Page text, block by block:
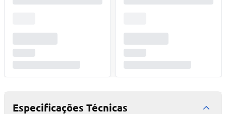
Especificações Técnicas